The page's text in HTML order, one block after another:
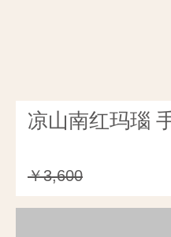
凉山南红玛瑙
￥3,600